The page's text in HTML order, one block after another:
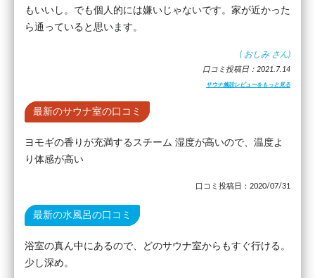
もいいし。でも個人的には嫌いじゃないです。家が近かった
ら通っていると思います。
( おしみ さん)
口コミ投稿日：2021.7.14
サウナ施設レビューをもっと見る
最新のサウナ室の口コミ
ヨモギの香りが充満するスチーム 湿度が高いので、温度よ
り体感が高い
口コミ投稿日：2020/07/31
最新の水風呂の口コミ
浴室の真ん中にあるので、どのサウナ室からもすぐ行ける。
少し深め。